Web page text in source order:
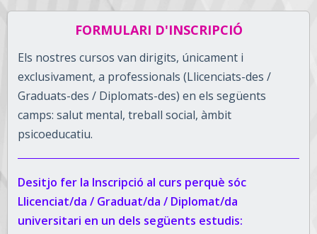
FORMULARI D'INSCRIPCIÓ
Els nostres cursos van dirigits, únicament i
exclusivament, a professionals (Llicenciats-des /
Graduats-des / Diplomats-des) en els següents
camps: salut mental, treball social, àmbit
psicoeducatiu.
Desitjo fer la Inscripció al curs perquè sóc
Llicenciat/da / Graduat/da / Diplomat/da
universitari en un dels següents estudis: